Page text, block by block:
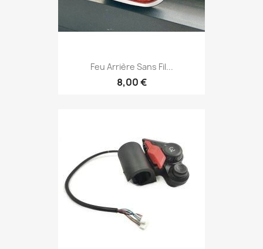
Feu Arrière Sans Fil...
8,00 €